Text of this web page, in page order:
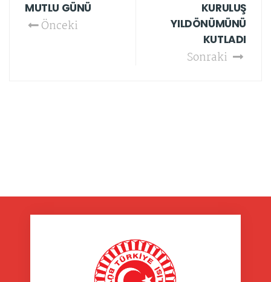
MUTLU GÜNÜ
Önceki
KURULUŞ
YILDÖNÜMÜNÜ
KUTLADI
Sonraki